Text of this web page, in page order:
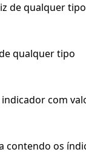
de qualquer tipo
qualquer tipo
com
contendo os